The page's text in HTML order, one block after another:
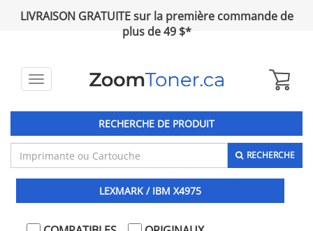
LIVRAISON GRATUITE sur la première commande de
plus de 49 $*
Toggle
RECHERCHE DE PRODUIT
RECHERCHE
LEXMARK / IBM X4975